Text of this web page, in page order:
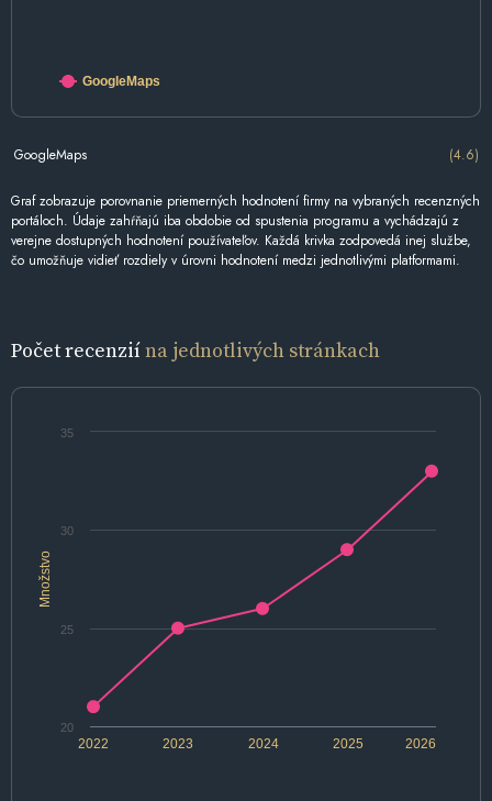
GoogleMaps
GoogleMaps (4.6)
Graf zobrazuje porovnanie priemerných hodnotení firmy na vybraných recenzných
portáloch. Údaje zahŕňajú iba obdobie od spustenia programu a vychádzajú z
verejne dostupných hodnotení používateľov. Každá krivka zodpovedá inej službe,
čo umožňuje vidieť rozdiely v úrovni hodnotení medzi jednotlivými platformami.
Počet recenziína jednotlivých stránkach
Množstvo
2022 2024 2026
2023 2025
20
30
25
35